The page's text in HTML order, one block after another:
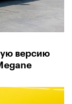
версию